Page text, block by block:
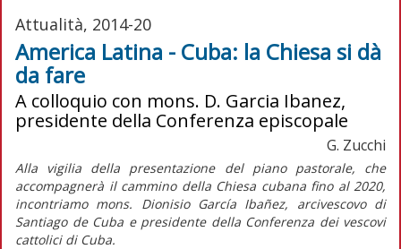
Attualità, 2014-20
America Latina - Cuba: la Chiesa si dà
da fare
A colloquio con mons. D. Garcia Ibanez,
presidente della Conferenza episcopale
G. Zucchi
Alla vigilia della presentazione del piano pastorale, che
accompagnerà il cammino della Chiesa cubana fino al 2020,
incontriamo mons. Dionisio García Ibañez, arcivescovo di
Santiago de Cuba e presidente della Conferenza dei vescovi
cattolici di Cuba.